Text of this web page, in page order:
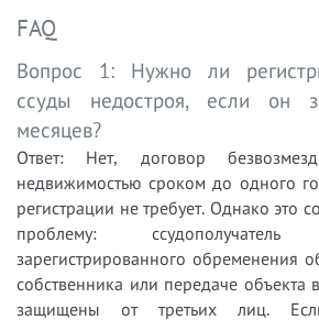
FAQ
Вопрос 1: Нужно ли
ссуды недостроя, если он
месяцев?
Ответ: Нет, договор
недвижимостью сроком до одного
регистрации не требует. Однако это
проблему:
зарегистрированного обременения
собственника или передаче объекта
защищены от третьих лиц. Если